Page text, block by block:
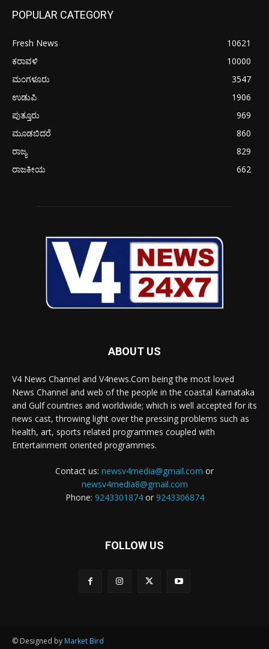
POPULAR CATEGORY
Fresh News
10621
ಕರಾವಳಿ
10000
ಮಂಗಳೂರು
3547
ಉಡುಪಿ
1906
ಪುತ್ತೂರು
969
ಮೂಡಬಿದರೆ
860
ರಾಜ್ಯ
829
ರಾಜಕೀಯ
662
ABOUT US
V4 News Channel and V4news.Com being the most loved
News Channel and web of the people in the coastal Karnataka
and Gulf countries and worldwide; which is well accepted for its
news cast, throwing light over the pressing problems such as
health, art, sports related programmes coupled with
Entertainment oriented programmes.
Contact us: newsv4media@gmail.com or
newsv4media8@gmail.com
Phone: 9243301874or 9243306874
FOLLOW US
© Designed by Market Bird